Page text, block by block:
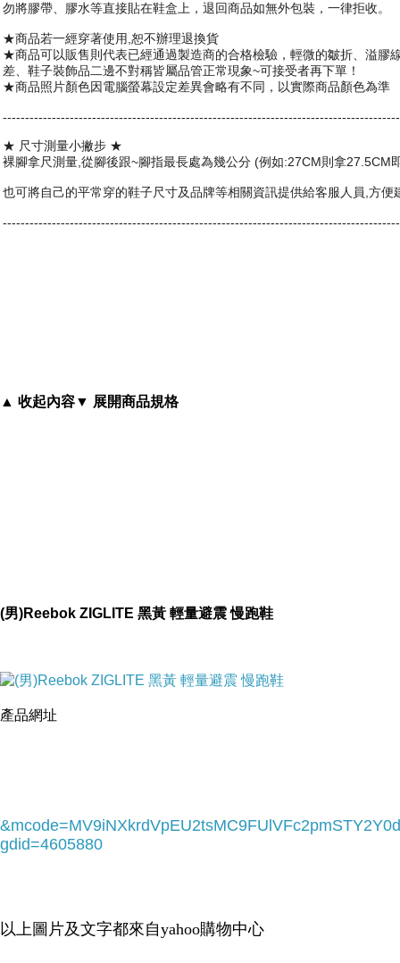
企業貸款
型號: J99595
度
勿將膠帶、膠水等直接貼在鞋盒上，退回商品如無外包裝， 一律拒收。
★商品若一經穿著使用,恕不辦理退換貨
★商品可以販售則代表已經通過製造商的合格檢驗，輕微的皺折、 溢膠
差、 鞋子裝飾品二邊不對稱皆屬品管正常現象~可接受者再下單！
★商品照片顏色因電腦螢幕設定差異會略有不同， 以實際商品顏色為準
------------------------------------------------------------
★ 尺寸測量小撇步 ★
裸腳拿尺測量,從腳後跟~腳指最長處為幾公分 (例如:27CM則拿27.5CM
也可將自己的平常穿的鞋子尺寸及品牌等相關資訊提供給客服人員, 方便
------------------------------------------------------------
▲ 收起內容▼ 展開商品規格
(男)Reebok ZIGLITE 黑黃 輕量避震 慢跑鞋
產品網址
gdid=4605880
以上圖片及文字都來自yahoo購物中心